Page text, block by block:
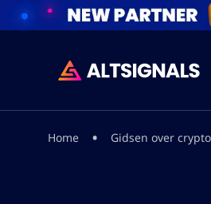
Home • Gidsen over